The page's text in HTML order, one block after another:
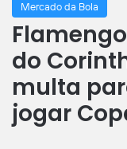
Mercado da Bola
do
multa
jogar